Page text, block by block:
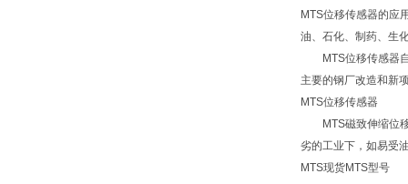
MTS位移传感器的应
油、石化、制药、生
MTS位移传感器自
主要的钢厂改造和新
MTS位移传感器
MTS磁致伸缩位移
劣的工业下，如易受
MTS现货MTS型号